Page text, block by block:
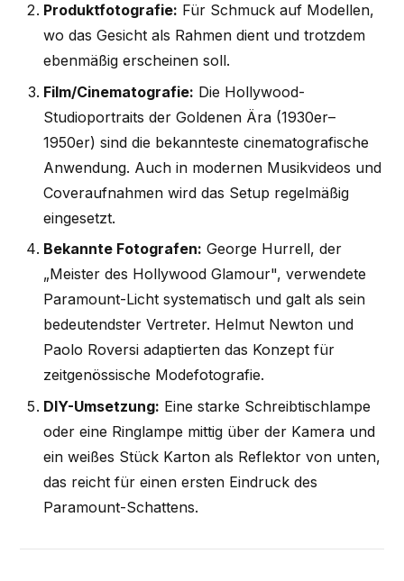
Produktfotografie: Für Schmuck auf Modellen,
wo das Gesicht als Rahmen dient und trotzdem
ebenmäßig erscheinen soll.
Film/Cinematografie: Die Hollywood-
Studioportraits der Goldenen Ära (1930er–
1950er) sind die bekannteste cinematografische
Anwendung. Auch in modernen Musikvideos und
Coveraufnahmen wird das Setup regelmäßig
eingesetzt.
Bekannte Fotografen: George Hurrell, der
„Meister des Hollywood Glamour", verwendete
Paramount-Licht systematisch und galt als sein
bedeutendster Vertreter. Helmut Newton und
Paolo Roversi adaptierten das Konzept für
zeitgenössische Modefotografie.
DIY-Umsetzung: Eine starke Schreibtischlampe
oder eine Ringlampe mittig über der Kamera und
ein weißes Stück Karton als Reflektor von unten,
das reicht für einen ersten Eindruck des
Paramount-Schattens.